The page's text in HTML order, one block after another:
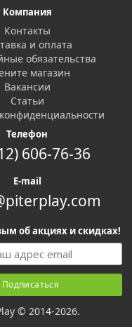
Компания
Контакты
и оплата
обязательства
магазин
Вакансии
Статьи
Телефон
606-76-36
E-mail
об акциях и скидках!
© 2014-2026.